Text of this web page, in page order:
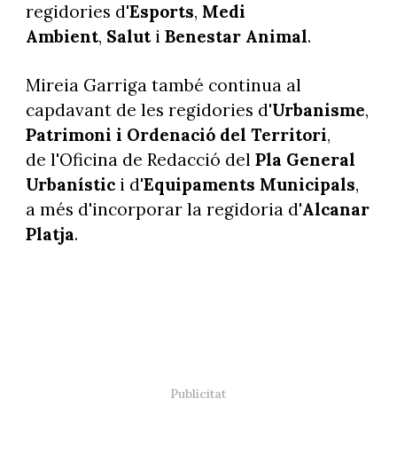
regidories d'Esports, Medi
Ambient, Salut i Benestar Animal.
Mireia Garriga també continua al
capdavant de les regidories d'Urbanisme,
Patrimoni i Ordenació del Territori,
de l'Oficina de Redacció del Pla General
Urbanístici d'Equipaments Municipals,
a més d'incorporar la regidoria d'Alcanar
Platja.